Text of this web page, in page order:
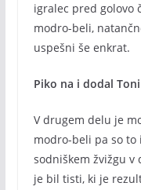
igralec pred golovo
modro-beli,
uspešni še enkrat.
Piko na i dodal
V drugem delu je
modro-beli pa so
sodniškem žvižgu v
je bil tisti, ki je